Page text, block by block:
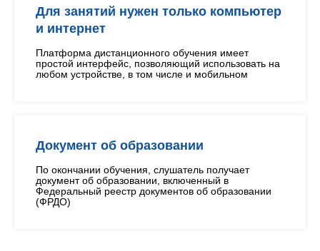
Для занятий нужен только компьютер
и интернет
Платформа дистанционного обучения имеет
простой интерфейс, позволяющий использовать на
любом устройстве, в том числе и мобильном
Документ об образовании
По окончании обучения, слушатель получает
документ об образовании, включенный в
Федеральный реестр документов об образовании
(ФРДО)